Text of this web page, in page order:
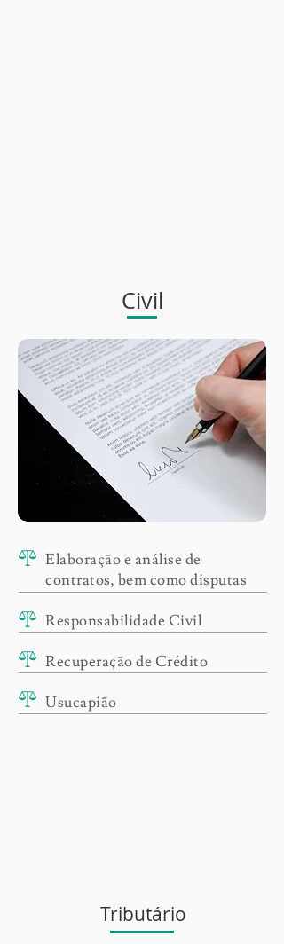
Civil
Elaboração e análise de
contratos, bem como disputas
Responsabilidade Civil
Recuperação de Crédito
Usucapião
Tributário